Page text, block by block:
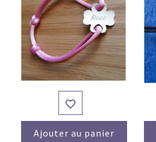

Ajouter au panier